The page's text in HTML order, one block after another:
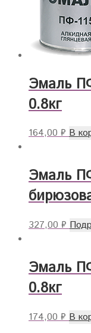
Эмаль
0.8кг
164,00₽ В
Эмаль
327,00₽
Эмаль
0.8кг
174,00₽ В